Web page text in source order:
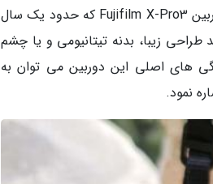
دقت ساخته و پرداخته شده. البته هرکس هم متوجه تمامی این موارد نمی گردد. دوربین Fujifilm X-Pro3 که حدود یک سال
زیبا، بدنه تیتانیومی و یا چشم
های اصلی این دوربین می توان به